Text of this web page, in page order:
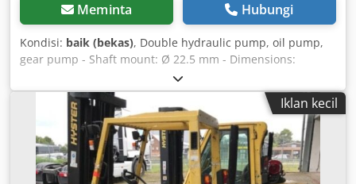
Meminta Hubungi
Kondisi: baik (bekas), Double hydraulic pump, oil pump,
gear pump - Shaft mount: Ø 22.5 mm - Dimensions:
300/120/110 mm - Weight: 9 kg Dkjdpfob A I Hhjx Afqjr
Iklan kecil